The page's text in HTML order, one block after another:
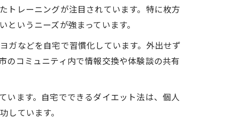
トレーニングが注目されています。特に枚方
いうニーズが強まっています。
ガなどを自宅で習慣化しています。外出せず
のコミュニティ内で情報交換や体験談の共有
います。自宅でできるダイエット法は、個人
ています。